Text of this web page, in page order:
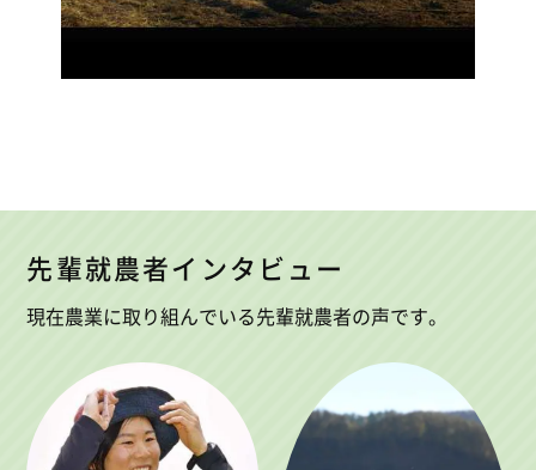
先輩就農者インタビュー
現在農業に取り組んでいる先輩就農者の声です。